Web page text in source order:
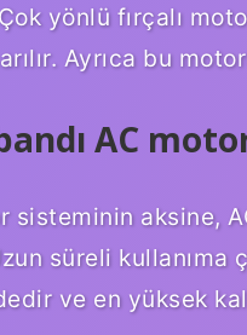
yönlü fırçalı
Ayrıca bu
AC
sisteminin aksine,
süreli
ve en yüksek